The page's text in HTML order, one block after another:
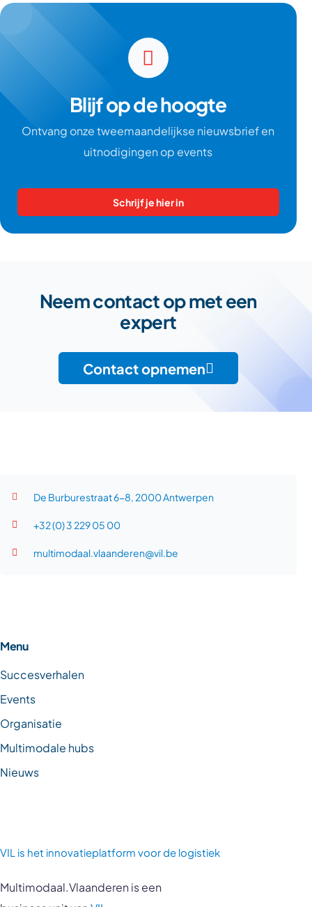
Blijf op de hoogte
Ontvang onze tweemaandelijkse nieuwsbrief en
uitnodigingen op events
Schrijf je hier in
Neem contact op met een
expert
Contact opnemen
De Burburestraat 6-8, 2000 Antwerpen
+32 (0) 3 229 05 00
multimodaal.vlaanderen@vil.be
Menu
Succesverhalen
Events
Organisatie
Multimodale hubs
Nieuws
VIL is het innovatieplatform voor de logistiek
Multimodaal.Vlaanderen is een